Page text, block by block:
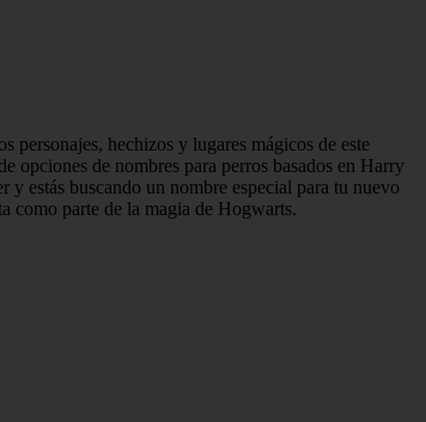
personajes, hechizos y lugares mágicos de este
opciones de nombres para perros basados en Harry
estás buscando un nombre especial para tu nuevo
como parte de la magia de Hogwarts.